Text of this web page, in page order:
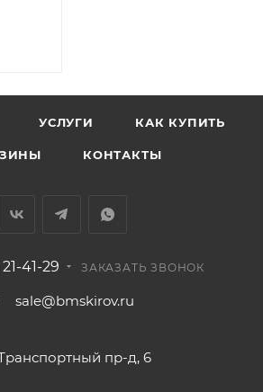
УСЛУГИ КАК КУПИТЬ
КОНТАКТЫ
41-29 ЗАКАЗАТЬ ЗВОНОК
sale@bmskirov.ru
пр-д, 6